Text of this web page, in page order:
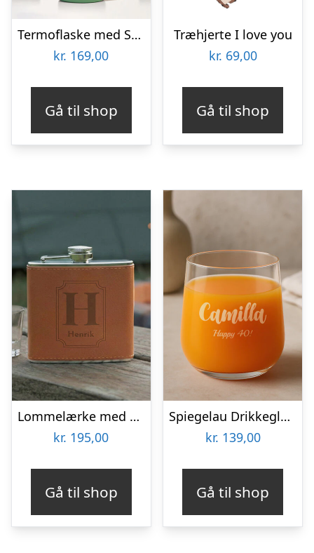
Termoflaske med Sugerør 530 ml – Personlig Gravering
kr. 169,00
Gå til shop
Træhjerte I love you
kr. 69,00
Gå til shop
Lommelærke med Gravering – Egen Tekst
kr. 195,00
Gå til shop
Spiegelau Drikkeglas med Gravering – Egen Tekst
kr. 139,00
Gå til shop